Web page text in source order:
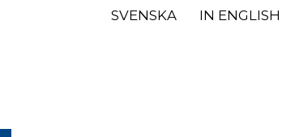
SVENSKA IN ENGLISH